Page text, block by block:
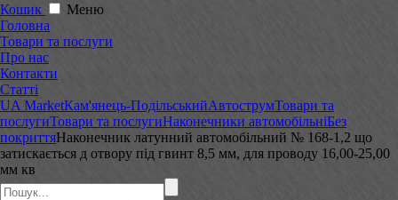
Кошик
Меню
Головна
Товари та послуги
Про нас
Контакти
Статті
UA MarketКам'янець-ПодільськийАвтострумТовари та
послугиТовари та послугиНаконечники автомобільніБез
покриттяНаконечник латунний автомобільний № 168-1,2 що
затискається д отвору під гвинт 8,5 мм, для проводу 16,00-25,00
мм кв